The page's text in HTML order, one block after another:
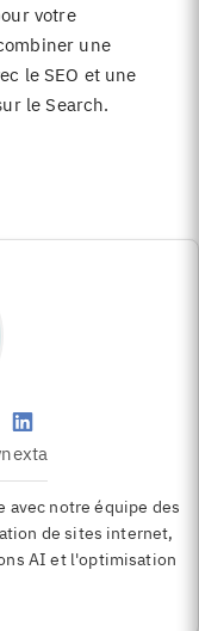
votre
une
leSEO et une
le Search.
avec notre équipe des
de sites internet,
AI et l'optimisation